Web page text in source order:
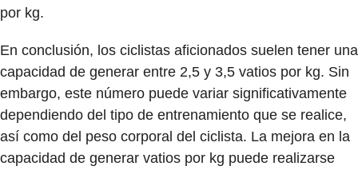
por kg.
En conclusión, los ciclistas aficionados suelen tener una
capacidad de generar entre 2,5 y 3,5 vatios por kg. Sin
embargo, este número puede variar significativamente
dependiendo del tipo de entrenamiento que se realice,
así como del peso corporal del ciclista. La mejora en la
capacidad de generar vatios por kg puede realizarse